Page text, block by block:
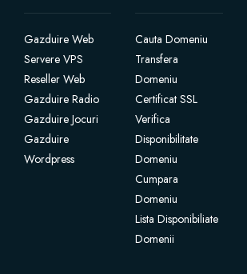
Gazduire Web
Servere VPS
Reseller Web
Gazduire Radio
Gazduire Jocuri
Gazduire
Wordpress
Cauta Domeniu
Transfera
Domeniu
Certificat SSL
Verifica
Disponibilitate
Domeniu
Cumpara
Domeniu
Lista Disponibiliate
Domenii